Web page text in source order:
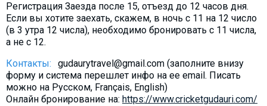
Регистрация Заезда после 15, отъезд до 12 часов дня.
Если вы хотите заехать, скажем, в ночь с 11 на 12 число
(в 3 утра 12 числа), необходимо бронировать с 11 числа,
а не с 12.
Контакты:
gudaurytravel@gmail.com (заполните внизу
форму и система перешлет инфо на ее email. Писать
можно на Русском, Français, English)
Онлайн бронирование на: https://www.cricketgudauri.com/